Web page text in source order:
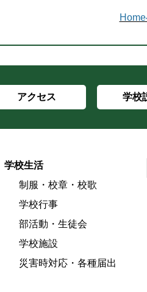
アクセス 学校
学校生活
制服・校章・校歌
学校行事
部活動・生徒会
学校施設
災害時対応・各種届出